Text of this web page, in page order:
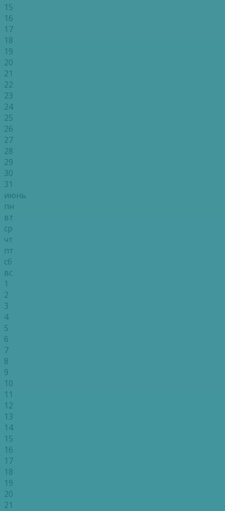
15
16
17
18
19
20
21
22
23
24
25
26
27
28
29
30
31
июнь
пн
вт
ср
чт
пт
сб
вс
1
2
3
4
5
6
7
8
9
10
11
12
13
14
15
16
17
18
19
20
21